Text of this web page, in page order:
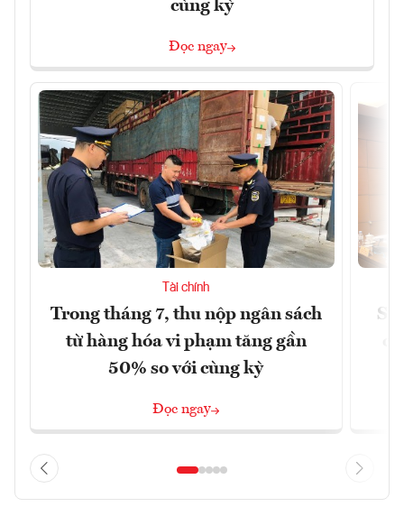
cùng kỳ
Đọc ngay
Tài chính
Trong tháng 7, thu nộp ngân sách
từ hàng hóa vi phạm tăng gần
50% so với cùng kỳ
Đọc ngay